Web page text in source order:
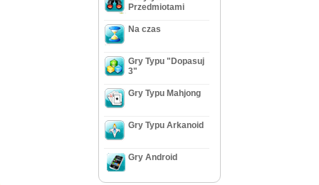
Przedmiotami
Na czas
Gry Typu "Dopasuj
3"
Gry Typu Mahjong
Gry Typu Arkanoid
Gry Android